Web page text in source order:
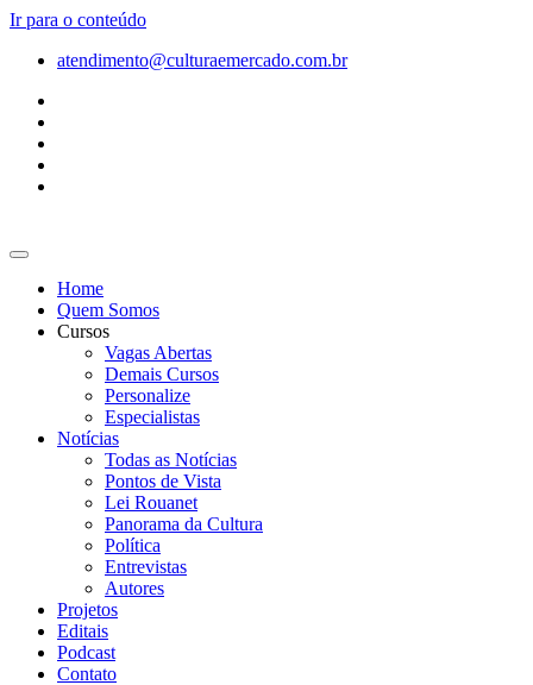
Ir para o conteúdo
atendimento@culturaemercado.com.br
Home
Quem Somos
Cursos
Vagas Abertas
Demais Cursos
Personalize
Especialistas
Notícias
Todas as Notícias
Pontos de Vista
Lei Rouanet
Panorama da Cultura
Política
Entrevistas
Autores
Projetos
Editais
Podcast
Contato